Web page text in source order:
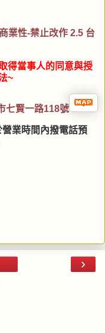
業性-禁止改作 2.5 台
得當事人的同意與授
~
七賢一路118號
業時間內撥電話預
›